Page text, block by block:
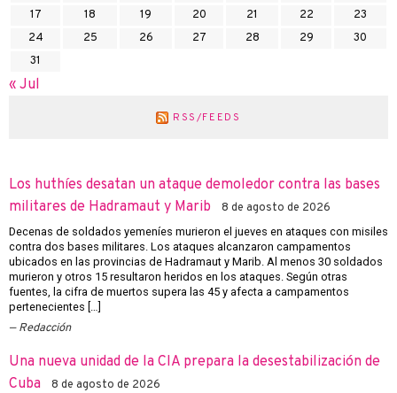
17
18 19 20 21 22
23
24
25 26 27 28 29
30
31
« Jul
RSS/FEEDS
Los huthíes desatan un ataque demoledor contra las bases
militares de Hadramaut y Marib
8 de agosto de 2026
Decenas de soldados yemeníes murieron el jueves en ataques con misiles
contra dos bases militares. Los ataques alcanzaron campamentos
ubicados en las provincias de Hadramaut y Marib. Al menos 30 soldados
murieron y otros 15 resultaron heridos en los ataques. Según otras
fuentes, la cifra de muertos supera las 45 y afecta a campamentos
pertenecientes […]
Redacción
Una nueva unidad de la CIA prepara la desestabilización de
Cuba
8 de agosto de 2026